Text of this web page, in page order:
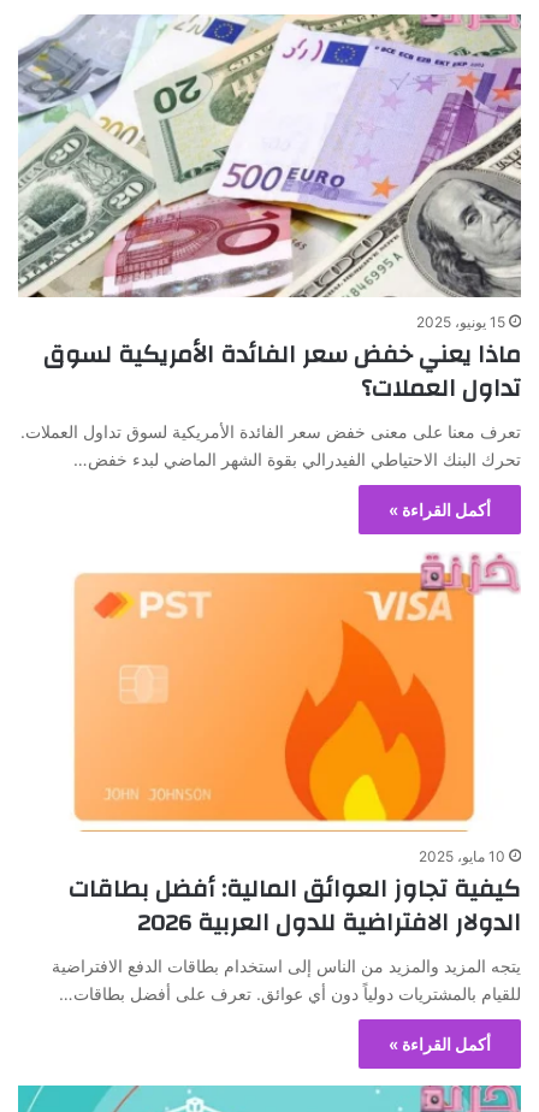
15 يونيو، 2025
ماذا يعني خفض سعر الفائدة الأمريكية لسوق
تداول العملات؟
تعرف معنا على معنى خفض سعر الفائدة الأمريكية لسوق تداول العملات.
تحرك البنك الاحتياطي الفيدرالي بقوة الشهر الماضي لبدء خفض…
أكمل القراءة »
10 مايو، 2025
كيفية تجاوز العوائق المالية: أفضل بطاقات
الدولار الافتراضية للدول العربية 2026
يتجه المزيد والمزيد من الناس إلى استخدام بطاقات الدفع الافتراضية
للقيام بالمشتريات دولياً دون أي عوائق. تعرف على أفضل بطاقات…
أكمل القراءة »